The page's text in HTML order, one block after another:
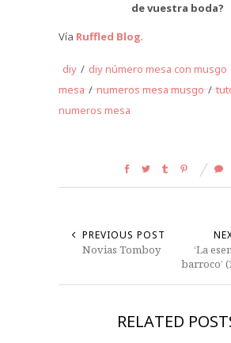
de vuestra boda?
Vía Ruffled Blog.
diy / diy número mesa con musgo
mesa / numeros mesa musgo /
numeros mesa
PREVIOUS POST
Novias Tomboy
‘La
barroco’
RELATED